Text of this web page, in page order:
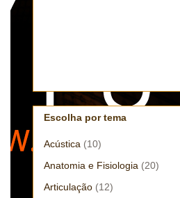
Escolha por tema
Acústica (10)
Anatomia e Fisiologia (20)
Articulação (12)